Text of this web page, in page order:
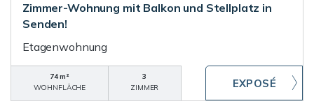
Zimmer-Wohnung mit Balkon und Stellplatz in
Senden!
Etagenwohnung
74 m²
WOHNFLÄCHE
3
ZIMMER